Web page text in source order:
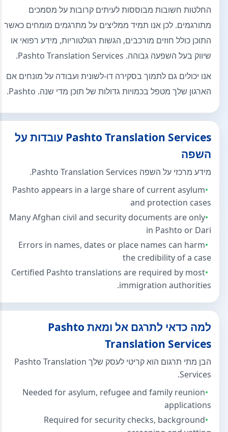
החלטות חשובות מבוססות לעיתים קרובות על מסמכים
מתורגמים. לכן אנו תמיד ממליצים על מתרגמים מומחים כאשר
התוכן כולל חוזים מורכבים, הגשות רגולטוריות, מידע רפואי או
שיווק בעל השפעה גבוהה. Pashto Translation Services.
אנו יכולים גם לתמוך בסקירה דו-לשונית ועבודה על מונחים אם
הארגון שלך מטפל בכמויות גדולות של תוכן מדי שנה. Pashto.
Pashto Translation Services עובדות על
השפה
מידע מרכזי על השפה Pashto Translation Services.
Pashto appears in a large share of current asylum
and protection cases
Many Afghan civil and security documents are only
in Pashto or Dari
Errors in names, dates or place names can harm
the credibility of a case
Certified Pashto translations are required by most
immigration authorities.
למה כדאי לתרגם אל ומאת Pashto
Translation Services
הבן מתי תרגום הוא קריטי לעסק שלך Pashto Translation
Services.
Needed for asylum, refugee and family reunion
applications
Required for security checks, background